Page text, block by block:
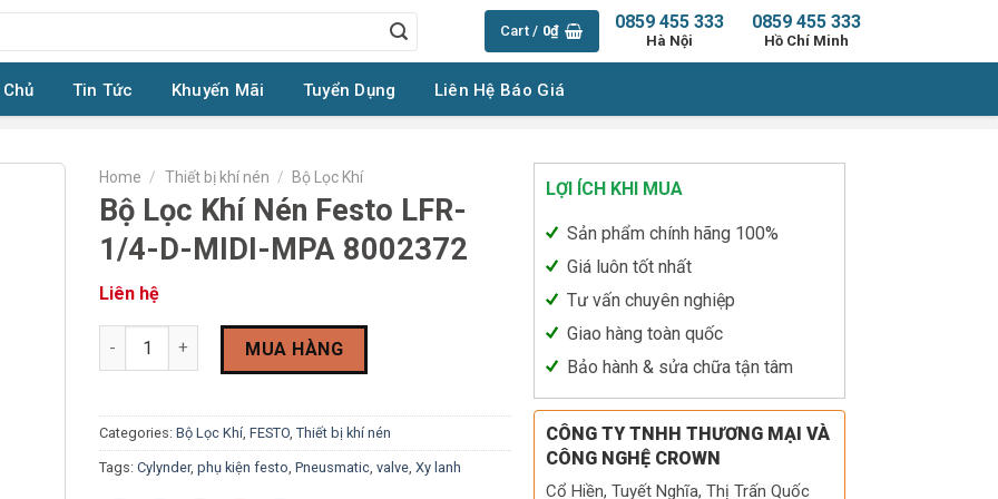
Cart / 0₫ 0859 455 333
Hồ Chí Minh
0859 455 333
Hà Nội
Tin Tức Khuyến Mãi Tuyển Dụng Liên Hệ Báo Giá
Home / Thiết bị khí nén / Bộ Lọc Khí
Bộ Lọc Khí Nén Festo LFR-
1/4-D-MIDI-MPA 8002372
Liên hệ
Bộ Lọc Khí Nén Festo LFR-1/4-D-MIDI-MPA 8002372 quantity
MUA HÀNG
Categories:Bộ Lọc Khí,FESTO,Thiết bị khí nén
Tags:Cylynder,phụ kiện festo,Pneusmatic,valve,Xy lanh
LỢI ÍCH KHI MUA
Sản phẩm chính hãng 100%
Giá luôn tốt nhất
Tư vấn chuyên nghiệp
Giao hàng toàn quốc
Bảo hành & sửa chữa tận tâm
CÔNG TY TNHH THƯƠNG MẠI VÀ
CÔNG NGHỆ CROWN
Cổ Hiền, Tuyết Nghĩa, Thị Trấn Quốc